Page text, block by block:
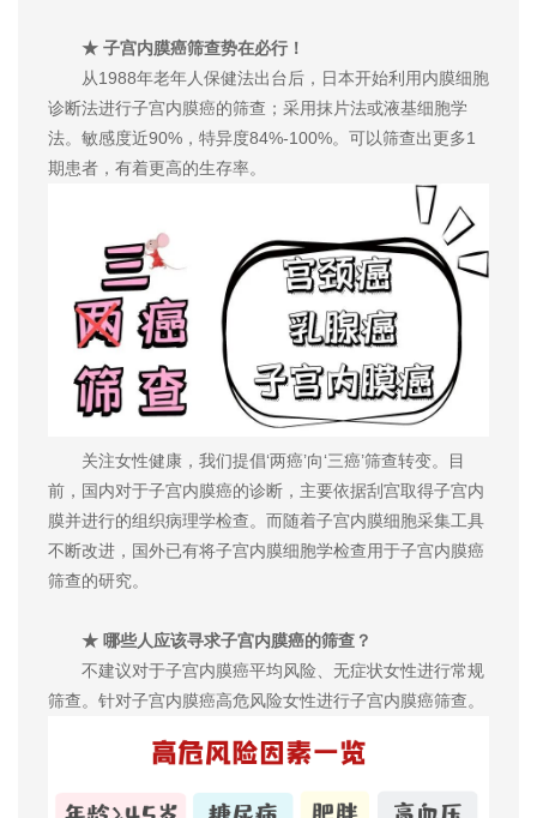
★ 子宫内膜癌筛查势在必行！
从1988年老年人保健法出台后，日本开始利用内膜细胞
诊断法进行子宫内膜癌的筛查；采用抹片法或液基细胞学
法。敏感度近90%，特异度84%-100%。可以筛查出更多1
期患者，有着更高的生存率。
关注女性健康，我们提倡‘两癌’向‘三癌’筛查转变。目
前，国内对于子宫内膜癌的诊断，主要依据刮宫取得子宫内
膜并进行的组织病理学检查。而随着子宫内膜细胞采集工具
不断改进，国外已有将子宫内膜细胞学检查用于子宫内膜癌
筛查的研究。
★ 哪些人应该寻求子宫内膜癌的筛查？
不建议对于子宫内膜癌平均风险、无症状女性进行常规
筛查。针对子宫内膜癌高危风险女性进行子宫内膜癌筛查。